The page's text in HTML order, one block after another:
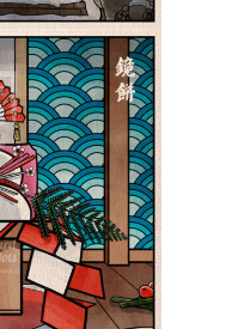
鏡餅 |
季